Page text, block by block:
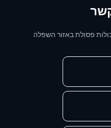
פסולת באזור השפלה